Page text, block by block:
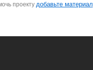
проекту добавьте материал